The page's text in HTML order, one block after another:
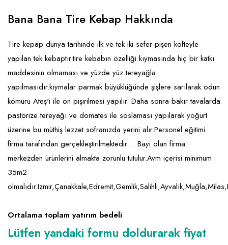
Bana Bana Tire Kebap Hakkında
Tire kepap dünya tarihinde ilk ve tek iki sefer pişen köfteyle
yapılan tek kebaptır.tire kebabın özelliği kıymasında hiç bir katkı
maddesinin olmaması ve yüzde yüz tereyağla
yapılmasıdır.kıymalar parmak büyüklüğünde şişlere sarılarak odun
kömürü Ateş'i ile ön pişirilmesi yapılır. Daha sonra bakır tavalarda
pastörize tereyağı ve domates ile soslaması yapılarak yoğurt
üzerine bu müthiş lezzet sofranızda yerini alır.Personel eğitimi
firma tarafından gerçekleştirilmektedir.... Bayi olan firma
merkezden ürünlerini almakta zorunlu tutulur.Avm içerisi minimum
35m2
Ortalama toplam yatırım bedeli
Lütfen yandaki formu doldurarak fiyat